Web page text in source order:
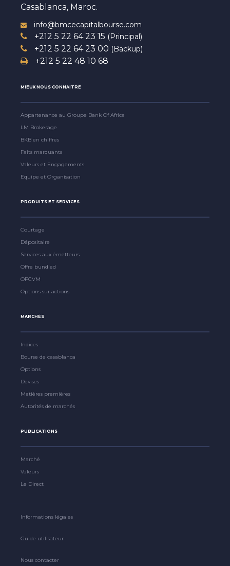
Casablanca, Maroc.
info@bmcecapitalbourse.com
+212 5 22 64 23 15 (Principal)
+212 5 22 64 23 00 (Backup)
+212 5 22 48 10 68
MIEUX NOUS CONNAITRE
Appartenance au Groupe Bank Of Africa
LM Brokerage
BKB en chiffres
Faits marquants
Valeurs et Engagements
Equipe et Organisation
PRODUITS ET SERVICES
Courtage
Dépositaire
Services aux émetteurs
Offre bundled
OPCVM
Options sur actions
MARCHÉS
Indices
Bourse de casablanca
Options
Devises
Matières premières
Autorités de marchés
PUBLICATIONS
Marché
Valeurs
Le Direct
Informations légales
Guide utilisateur
Nous contacter